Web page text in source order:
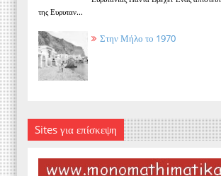
της Ευρυταν...
Στην Μήλο το 1970
Sites για επίσκεψη